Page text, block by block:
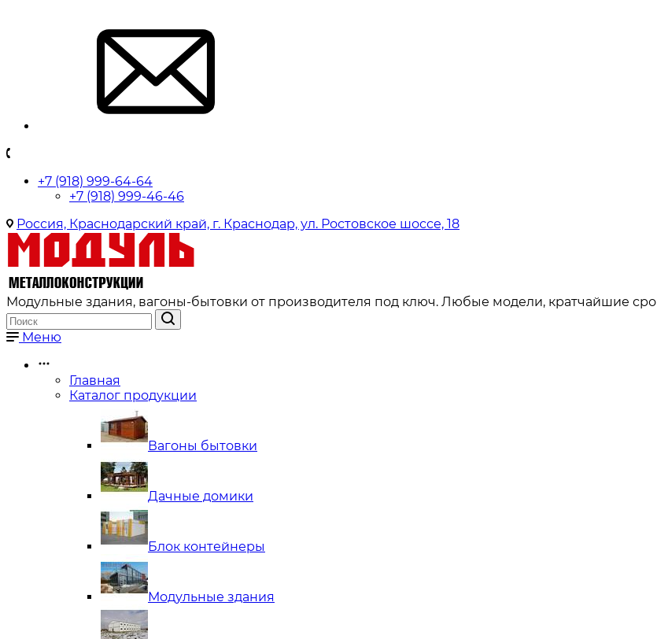
+7 (918) 999-64-64
+7 (918) 999-46-46
Россия, Краснодарский край, г. Краснодар, ул. Ростовское шоссе, 18
Модульные здания, вагоны-бытовки от производителя под ключ. Любые модели, кратчайшие
Меню
Главная
Каталог продукции
Вагоны бытовки
Дачные домики
Блок контейнеры
Модульные здания